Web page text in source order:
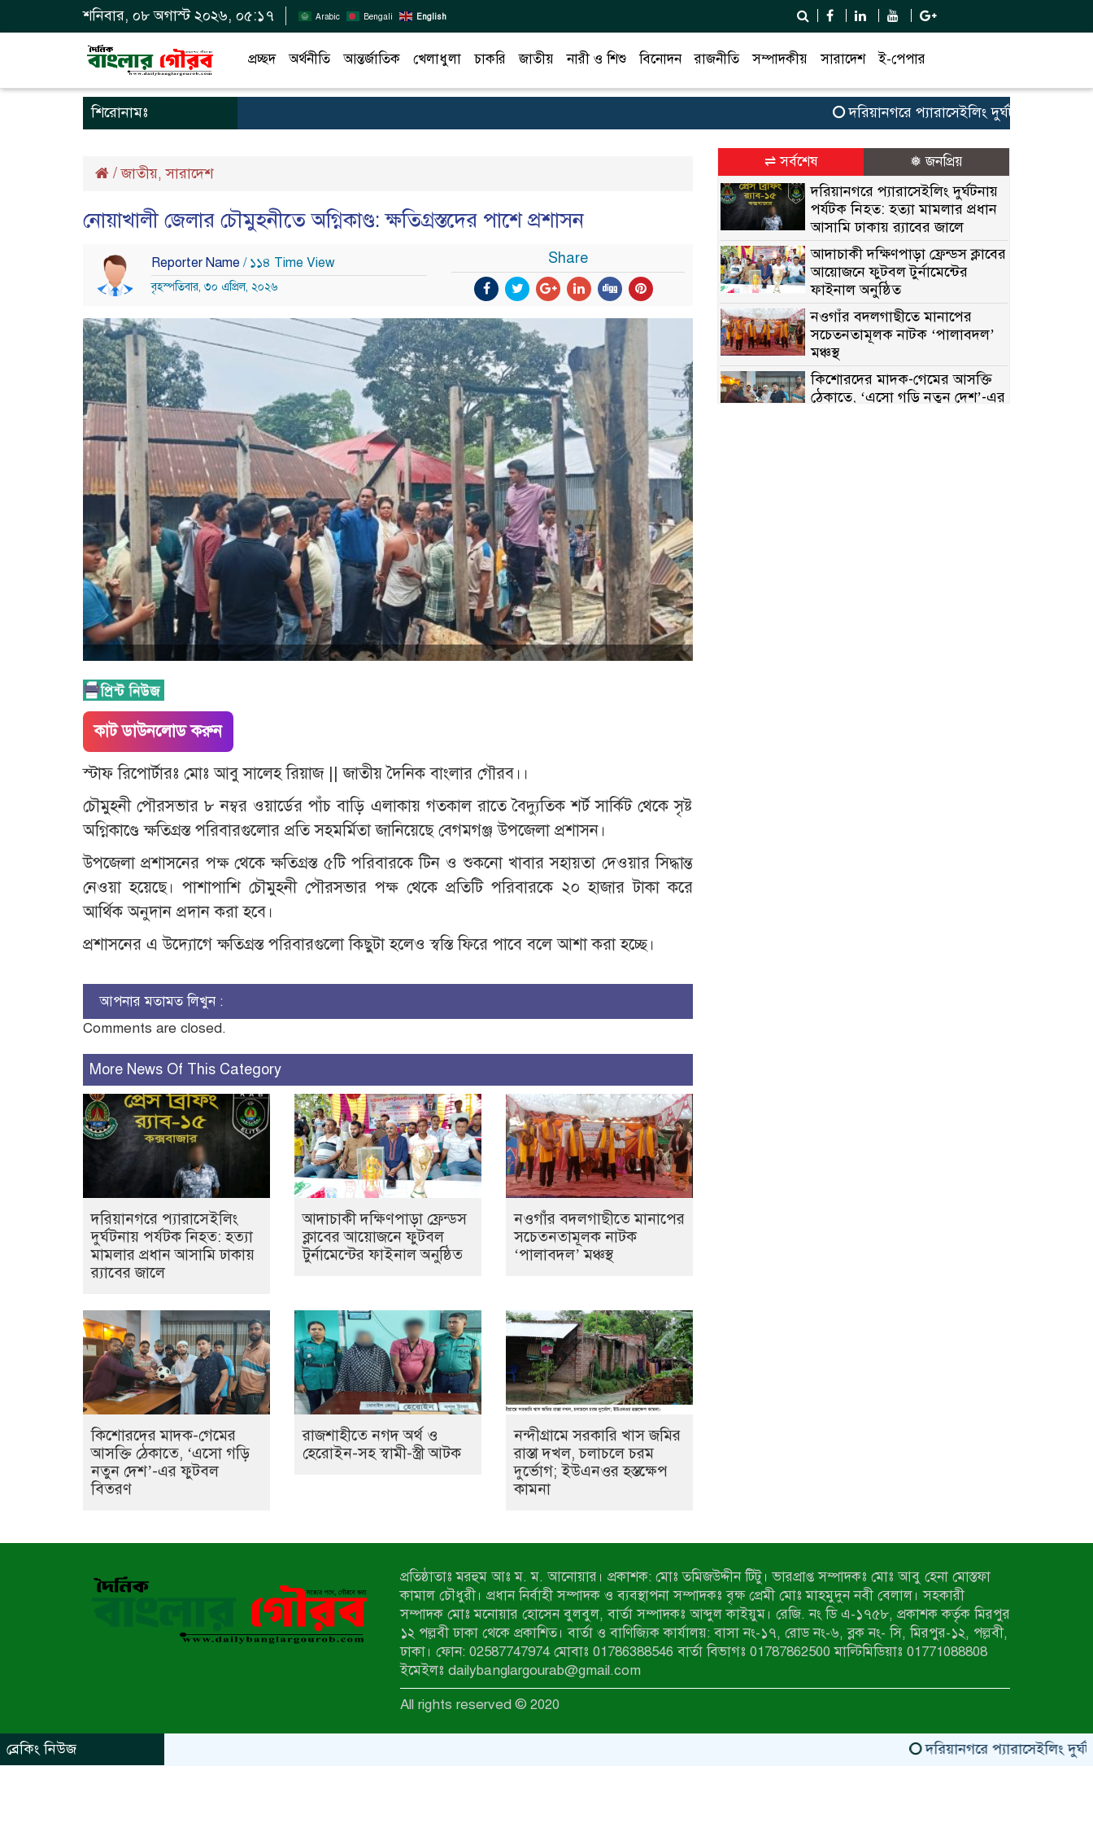
শনিবার, ০৮ অগাস্ট ২০২৬, ০৫:১৭ Arabic Bengali English
প্রচ্ছদ অর্থনীতি আন্তর্জাতিক খেলাধুলা চাকরি জাতীয় নারী ও শিশু বিনোদন রাজনীতি সম্পাদকীয় সারাদেশ ই-পেপার
শিরোনামঃ দরিয়ানগরে প্যারাসেইলিং দুর্ঘটনায় পর্যটক
/জাতীয়,সারাদেশ
নোয়াখালী জেলার চৌমুহনীতে অগ্নিকাণ্ড: ক্ষতিগ্রস্তদের পাশে প্রশাসন
Reporter Name / ১১৪ Time View
বৃহস্পতিবার, ৩০ এপ্রিল, ২০২৬
Share
কাট ডাউনলোড করুন
স্টাফ রিপোর্টারঃ মোঃ আবু সালেহ রিয়াজ || জাতীয় দৈনিক বাংলার গৌরব।।
চৌমুহনী পৌরসভার ৮ নম্বর ওয়ার্ডের পাঁচ বাড়ি এলাকায় গতকাল রাতে বৈদ্যুতিক শর্ট সার্কিট থেকে সৃষ্ট
অগ্নিকাণ্ডে ক্ষতিগ্রস্ত পরিবারগুলোর প্রতি সহমর্মিতা জানিয়েছে বেগমগঞ্জ উপজেলা প্রশাসন।
উপজেলা প্রশাসনের পক্ষ থেকে ক্ষতিগ্রস্ত ৫টি পরিবারকে টিন ও শুকনো খাবার সহায়তা দেওয়ার সিদ্ধান্ত
নেওয়া হয়েছে। পাশাপাশি চৌমুহনী পৌরসভার পক্ষ থেকে প্রতিটি পরিবারকে ২০ হাজার টাকা করে
আর্থিক অনুদান প্রদান করা হবে।
প্রশাসনের এ উদ্যোগে ক্ষতিগ্রস্ত পরিবারগুলো কিছুটা হলেও স্বস্তি ফিরে পাবে বলে আশা করা হচ্ছে।
আপনার মতামত লিখুন :
Comments are closed.
More News Of This Category
দরিয়ানগরে প্যারাসেইলিং
দুর্ঘটনায় পর্যটক নিহত: হত্যা
মামলার প্রধান আসামি ঢাকায়
র‌্যাবের জালে
আদাচাকী দক্ষিণপাড়া ফ্রেন্ডস
ক্লাবের আয়োজনে ফুটবল
টুর্নামেন্টের ফাইনাল অনুষ্ঠিত
নওগাঁর বদলগাছীতে মানাপের
সচেতনতামূলক নাটক
‘পালাবদল’ মঞ্চস্থ
কিশোরদের মাদক-গেমের
আসক্তি ঠেকাতে, ‘এসো গড়ি
নতুন দেশ’-এর ফুটবল
বিতরণ
রাজশাহীতে নগদ অর্থ ও
হেরোইন-সহ স্বামী-স্ত্রী আটক
নন্দীগ্রামে সরকারি খাস জমির
রাস্তা দখল, চলাচলে চরম
দুর্ভোগ; ইউএনওর হস্তক্ষেপ
কামনা
⇌ সর্বশেষ ❅ জনপ্রিয়
দরিয়ানগরে প্যারাসেইলিং দুর্ঘটনায়
পর্যটক নিহত: হত্যা মামলার প্রধান
আসামি ঢাকায় র‌্যাবের জালে
আদাচাকী দক্ষিণপাড়া ফ্রেন্ডস ক্লাবের
আয়োজনে ফুটবল টুর্নামেন্টের
ফাইনাল অনুষ্ঠিত
নওগাঁর বদলগাছীতে মানাপের
সচেতনতামূলক নাটক ‘পালাবদল’
মঞ্চস্থ
কিশোরদের মাদক-গেমের আসক্তি
ঠেকাতে, ‘এসো গড়ি নতুন দেশ’-এর
প্রতিষ্ঠাতাঃ মরহুম আঃ ম. ম. আনোয়ার। প্রকাশক: মোঃ তমিজউদ্দীন টিটু। ভারপ্রাপ্ত সম্পাদকঃ মোঃ আবু হেনা মোস্তফা
কামাল চৌধুরী। প্রধান নির্বাহী সম্পাদক ও ব্যবস্থাপনা সম্পাদকঃ বৃক্ষ প্রেমী মোঃ মাহমুদুন নবী বেলাল। সহকারী
সম্পাদক মোঃ মনোয়ার হোসেন বুলবুল, বার্তা সম্পাদকঃ আব্দুল কাইয়ুম। রেজি. নং ডি এ-১৭৫৮, প্রকাশক কর্তৃক মিরপুর
১২ পল্লবী ঢাকা থেকে প্রকাশিত। বার্তা ও বাণিজ্যিক কার্যালয়: বাসা নং-১৭, রোড নং-৬, ব্লক নং- সি, মিরপুর-১২, পল্লবী,
ঢাকা। ফোন: 02587747974 মোবাঃ 01786388546 বার্তা বিভাগঃ 01787862500 মাল্টিমিডিয়াঃ 01771088808
ইমেইলঃ dailybanglargourab@gmail.com
All rights reserved © 2020
ব্রেকিং নিউজ
দরিয়ানগরে প্যারাসেইলিং